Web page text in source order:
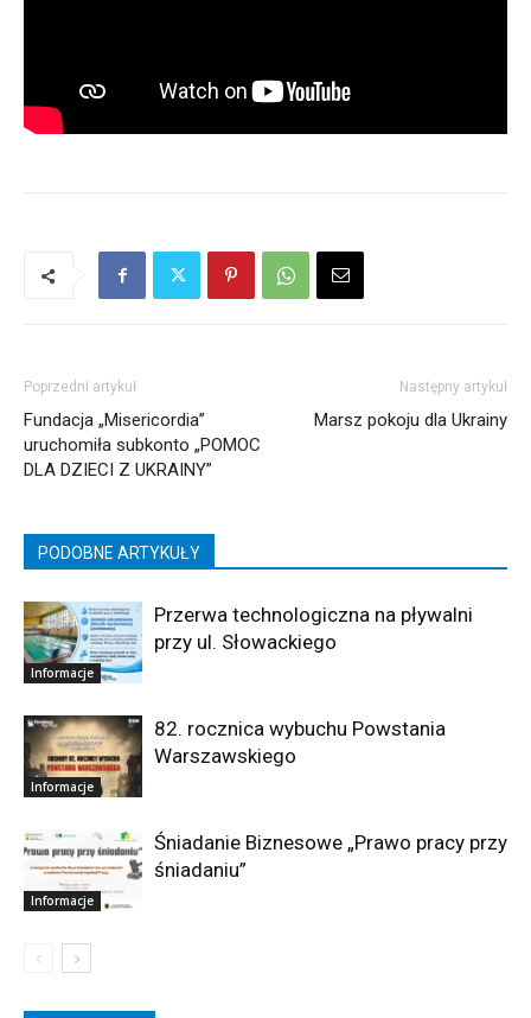
Poprzedni artykuł
Fundacja „Misericordia”
uruchomiła subkonto „POMOC
DLA DZIECI Z UKRAINY”
Następny artykuł
Marsz pokoju dla Ukrainy
PODOBNE ARTYKUŁY
Informacje
Przerwa technologiczna na pływalni
przy ul. Słowackiego
Informacje
82. rocznica wybuchu Powstania
Warszawskiego
Informacje
Śniadanie Biznesowe „Prawo pracy przy
śniadaniu”